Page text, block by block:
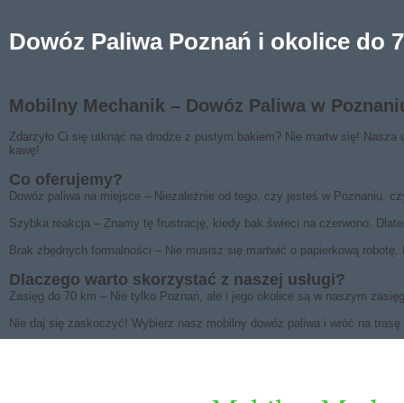
Dowóz Paliwa Poznań i okolice do
Mobilny Mechanik – Dowóz Paliwa w
Zdarzyło Ci się utknąć na drodze z pustym bakiem? Nie martw się!
kawę!
Co oferujemy?
Dowóz paliwa na miejsce – Niezależnie od tego, czy jesteś w Poznaniu,
Szybka reakcja – Znamy tę frustrację, kiedy bak świeci na czerwono.
Brak zbędnych formalności – Nie musisz się martwić o papierkową
Dlaczego warto skorzystać z naszej usługi?
Zasięg do 70 km – Nie tylko Poznań, ale i jego okolice są w naszym
Nie daj się zaskoczyć! Wybierz nasz mobilny dowóz paliwa i wróć na